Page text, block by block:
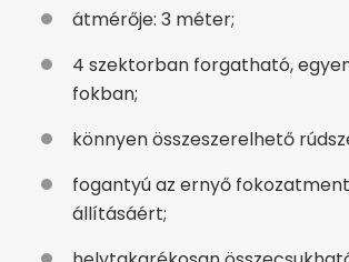
átmérője: 3 méter;
4 szektorban forgatható,
fokban;
könnyen összeszerelhető
fogantyú az ernyő
állításáért;